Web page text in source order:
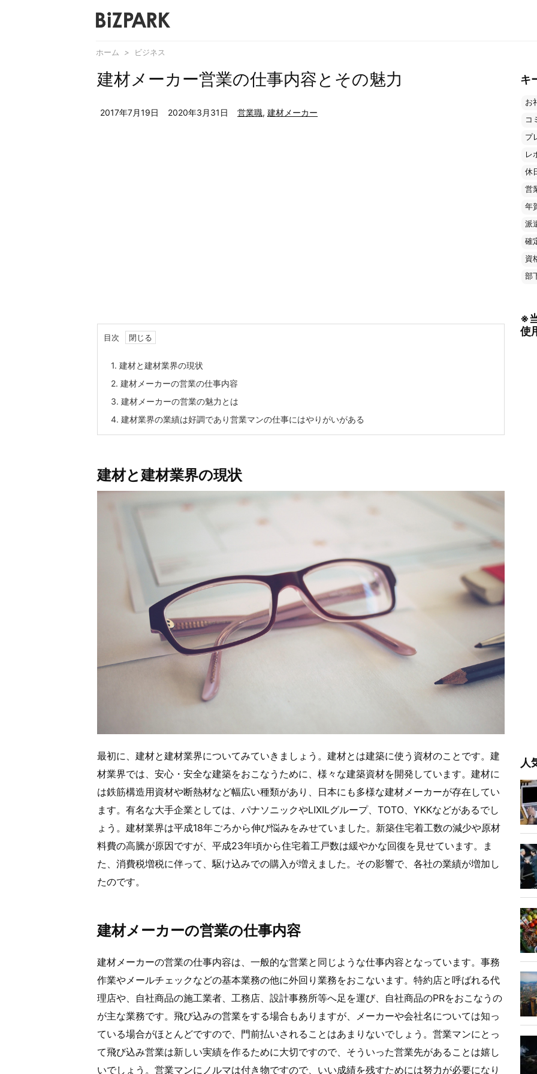
ホーム > ビジネス
建材メーカー営業の仕事内容とその魅力
2017年7月19日 2020年3月31日 営業職, 建材メーカー
目次
1. 建材と建材業界の現状
2. 建材メーカーの営業の仕事内容
3. 建材メーカーの営業の魅力とは
4. 建材業界の業績は好調であり営業マンの仕事にはやりがいがある
建材と建材業界の現状
最初に、建材と建材業界についてみていきましょう。建材とは建築に使う資材のことです。建
材業界では、安心・安全な建築をおこなうために、様々な建築資材を開発しています。建材に
は鉄筋構造用資材や断熱材など幅広い種類があり、日本にも多様な建材メーカーが存在してい
ます。有名な大手企業としては、パナソニックやLIXILグループ、TOTO、YKKなどがあるでし
ょう。建材業界は平成18年ごろから伸び悩みをみせていました。新築住宅着工数の減少や原材
料費の高騰が原因ですが、平成23年頃から住宅着工戸数は緩やかな回復を見せています。ま
た、消費税増税に伴って、駆け込みでの購入が増えました。その影響で、各社の業績が増加し
たのです。
建材メーカーの営業の仕事内容
建材メーカーの営業の仕事内容は、一般的な営業と同じような仕事内容となっています。事務
作業やメールチェックなどの基本業務の他に外回り業務をおこないます。特約店と呼ばれる代
理店や、自社商品の施工業者、工務店、設計事務所等へ足を運び、自社商品のPRをおこなうの
が主な業務です。飛び込みの営業をする場合もありますが、メーカーや会社名については知っ
ている場合がほとんどですので、門前払いされることはあまりないでしょう。営業マンにとっ
て飛び込み営業は新しい実績を作るために大切ですので、そういった営業先があることは嬉し
いでしょう。営業マンにノルマは付き物ですので、いい成績を残すためには努力が必要になり
キ
お
コ
プ
レ
休
営
年
派
確
資
部
※
使
人